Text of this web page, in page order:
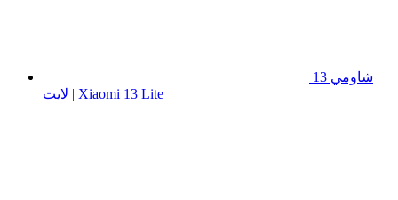
شاومي 13
لايت | Xiaomi 13 Lite